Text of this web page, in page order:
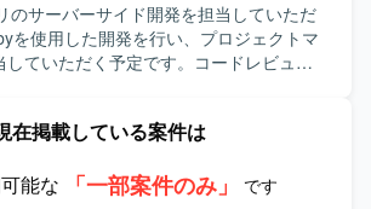
のサーバーサイド開発を担当していただ
を使用した開発を行い、プロジェクトマ
していただく予定です。コードレビュー
在掲載している案件は
能な
「一部案件のみ」 です